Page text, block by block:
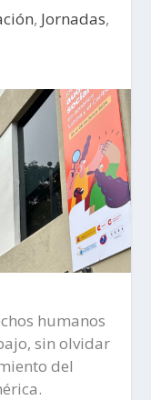
, Jornadas,
humanos
sin olvidar
del